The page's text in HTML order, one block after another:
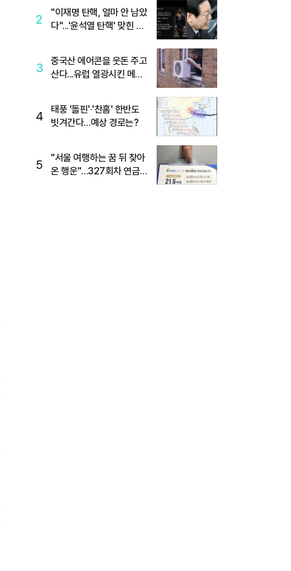
2
"이재명 탄핵, 얼마 안 남았
다"...'윤석열 탄핵' 맞힌 무
3
중국산 에어콘을 웃돈 주고
산다...유럽 열광시킨 메이
4
태풍 '돌핀'·'찬홈' 한반도
빗겨간다…예상 경로는?
5
"서울 여행하는 꿈 뒤 찾아
온 행운"…327회차 연금